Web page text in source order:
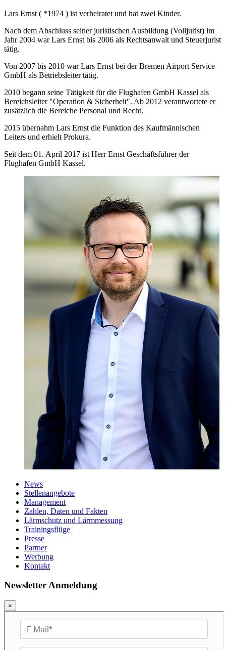
Lars Ernst ( *1974 ) ist verheiratet und hat zwei Kinder.
Nach dem Abschluss seiner juristischen Ausbildung (Volljurist) im
Jahr 2004 war Lars Ernst bis 2006 als Rechtsanwalt und Steuerjurist
tätig.
Von 2007 bis 2010 war Lars Ernst bei der Bremen Airport Service
GmbH als Betriebsleiter tätig.
2010 begann seine Tätigkeit für die Flughafen GmbH Kassel als
Bereichsleiter "Operation & Sicherheit". Ab 2012 verantwortete er
zusätzlich die Bereiche Personal und Recht.
2015 übernahm Lars Ernst die Funktion des Kaufmännischen
Leiters und erhielt Prokura.
Seit dem 01. April 2017 ist Herr Ernst Geschäftsführer der
Flughafen GmbH Kassel.
News
Stellenangebote
Management
Zahlen, Daten und Fakten
Lärmschutz und Lärmmessung
Trainingsflüge
Presse
Partner
Werbung
Kontakt
Newsletter Anmeldung
×